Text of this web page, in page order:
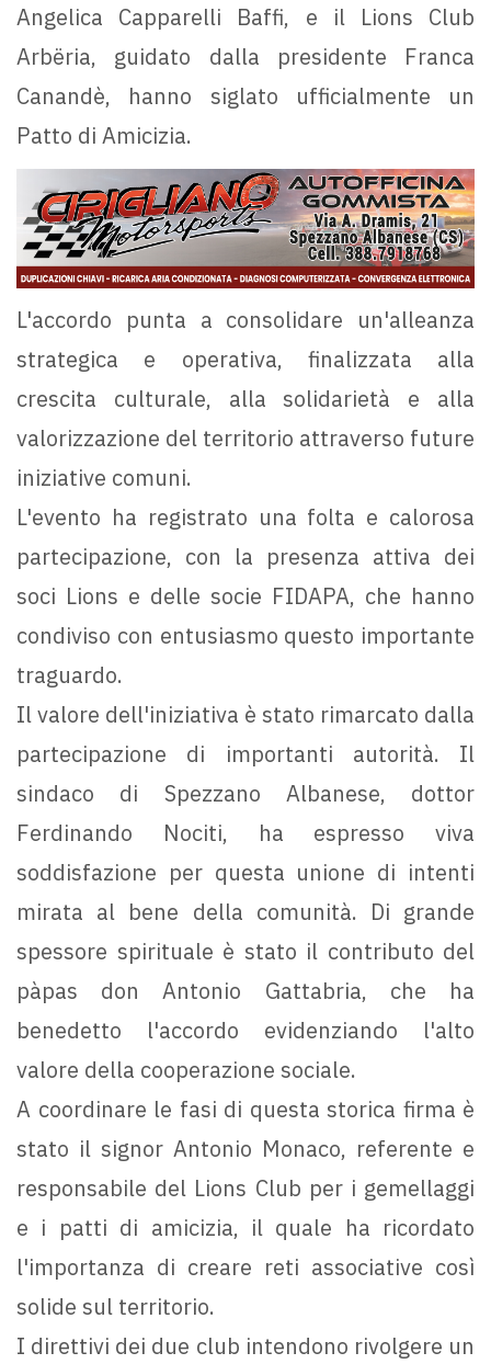
Angelica Capparelli Baffi, e il Lions Club
Arbëria, guidato dalla presidente Franca
Canandè, hanno siglato ufficialmente un
Patto di Amicizia.
L'accordo punta a consolidare un'alleanza
strategica e operativa, finalizzata alla
crescita culturale, alla solidarietà e alla
valorizzazione del territorio attraverso future
iniziative comuni.
L'evento ha registrato una folta e calorosa
partecipazione, con la presenza attiva dei
soci Lions e delle socie FIDAPA, che hanno
condiviso con entusiasmo questo importante
traguardo.
Il valore dell'iniziativa è stato rimarcato dalla
partecipazione di importanti autorità. Il
sindaco di Spezzano Albanese, dottor
Ferdinando Nociti, ha espresso viva
soddisfazione per questa unione di intenti
mirata al bene della comunità. Di grande
spessore spirituale è stato il contributo del
pàpas don Antonio Gattabria, che ha
benedetto l'accordo evidenziando l'alto
valore della cooperazione sociale.
A coordinare le fasi di questa storica firma è
stato il signor Antonio Monaco, referente e
responsabile del Lions Club per i gemellaggi
e i patti di amicizia, il quale ha ricordato
l'importanza di creare reti associative così
solide sul territorio.
I direttivi dei due club intendono rivolgere un